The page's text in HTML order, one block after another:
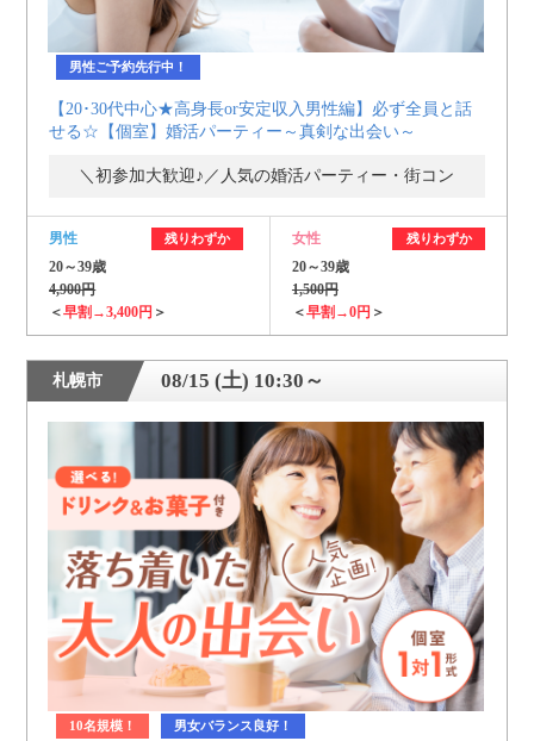
男性ご予約先行中！
【20･30代中心★高身長or安定収入男性編】必ず全員と話
せる☆【個室】婚活パーティー～真剣な出会い～
＼初参加大歓迎♪／人気の婚活パーティー・街コン
男性 残りわずか
20～39歳
4,900円
＜早割→3,400円 ＞
女性 残りわずか
20～39歳
1,500円
＜早割→0円 ＞
札幌市 08/15 (土) 10:30～
10名規模！ 男女バランス良好！